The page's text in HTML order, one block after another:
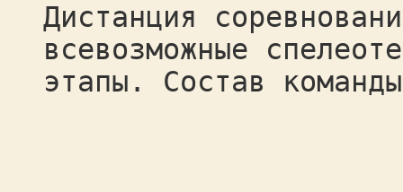
Дистанция
всевозможные
этапы. Состав